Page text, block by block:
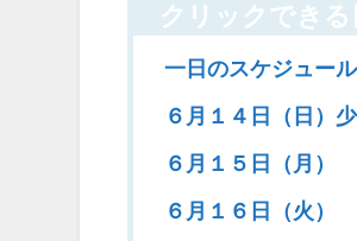
クリックできる
一日のスケジュール
６月１４日（日）
６月１５日（月）
６月１６日（火）